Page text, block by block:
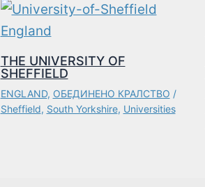
THE UNIVERSITY OF
SHEFFIELD
ENGLAND, ОБЕДИНЕНО КРАЛСТВО /
Sheffield, South Yorkshire, Universities